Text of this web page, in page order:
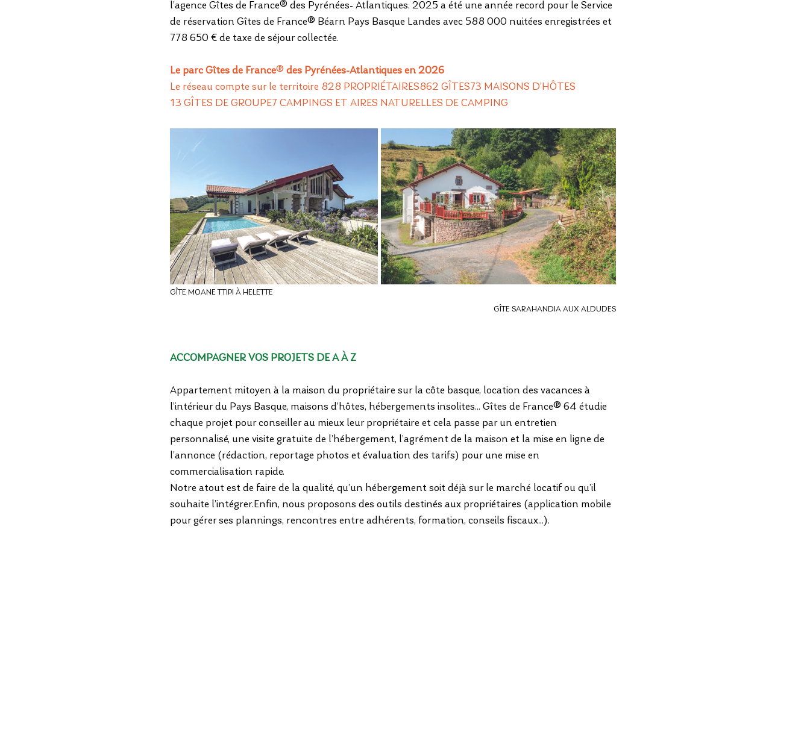
l’agence Gîtes de France® des Pyrénées- Atlantiques. 2025 a été une année record pour le Service
de réservation Gîtes de France® Béarn Pays Basque Landes avec 588 000 nuitées enregistrées et
778 650 € de taxe de séjour collectée.
Le parc Gîtes de France® des Pyrénées-Atlantiques en 2026
Le réseau compte sur le territoire 828 PROPRIÉTAIRES862 GÎTES73 MAISONS D’HÔTES
13 GÎTES DE GROUPE7 CAMPINGS ET AIRES NATURELLES DE CAMPING
GÎTE MOANE TTIPI À HELETTE
GÎTE SARAHANDIA AUX ALDUDES
ACCOMPAGNER VOS PROJETS DE A À Z
Appartement mitoyen à la maison du propriétaire sur la côte basque, location des vacances à
l’intérieur du Pays Basque, maisons d’hôtes, hébergements insolites... Gîtes de France® 64 étudie
chaque projet pour conseiller au mieux leur propriétaire et cela passe par un entretien
personnalisé, une visite gratuite de l’hébergement, l’agrément de la maison et la mise en ligne de
l’annonce (rédaction, reportage photos et évaluation des tarifs) pour une mise en
commercialisation rapide.
Notre atout est de faire de la qualité, qu’un hébergement soit déjà sur le marché locatif ou qu’il
souhaite l’intégrer.Enfin, nous proposons des outils destinés aux propriétaires (application mobile
pour gérer ses plannings, rencontres entre adhérents, formation, conseils fiscaux...).